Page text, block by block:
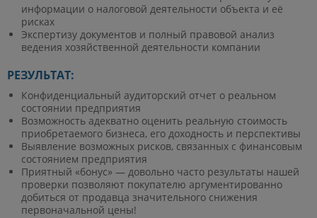
информации о налоговой деятельности объекта и её
рисках
Экспертизу документов и полный правовой анализ
ведения хозяйственной деятельности компании
РЕЗУЛЬТАТ:
Конфиденциальный аудиторский отчет о реальном
состоянии предприятия
Возможность адекватно оценить реальную стоимость
приобретаемого бизнеса, его доходность и перспективы
Выявление возможных рисков, связанных с финансовым
состоянием предприятия
Приятный «бонус» — довольно часто результаты нашей
проверки позволяют покупателю аргументированно
добиться от продавца значительного снижения
первоначальной цены!